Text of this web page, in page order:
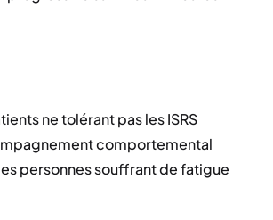
ne tolérant pas les ISRS
comportemental
personnes souffrant de fatigue